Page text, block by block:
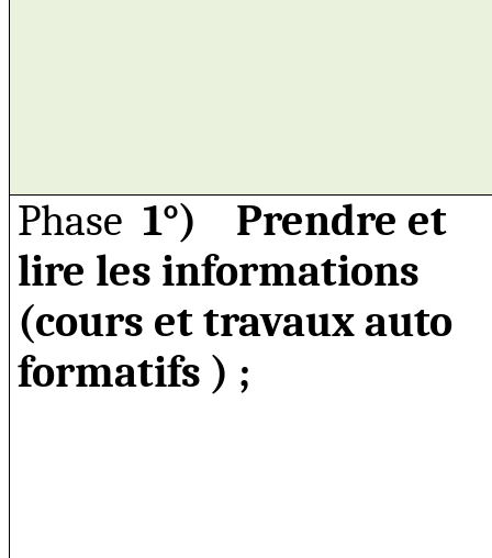
Phase 1°)
Prendre et
lire les informations
(cours et travaux auto
formatifs ) ;